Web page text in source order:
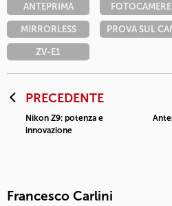
ANTEPRIMA FOTOCAMERE
MIRRORLESS PROVA SUL
ZV-E1
PRECEDENTE
Nikon Z9: potenza e
innovazione
Francesco Carlini